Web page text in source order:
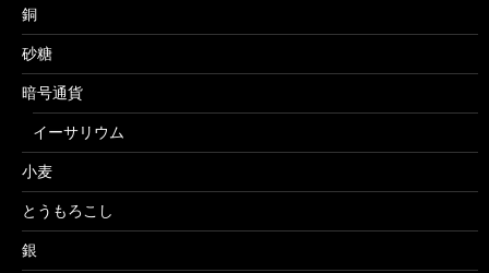
銅
砂糖
暗号通貨
イーサリウム
小麦
とうもろこし
銀